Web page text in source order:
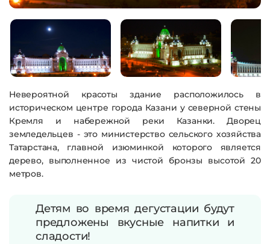
Невероятной красоты здание расположилось в
историческом центре города Казани у северной стены
Кремля и набережной реки Казанки. Дворец
земледельцев - это министерство сельского хозяйства
Татарстана, главной изюминкой которого является
дерево, выполненное из чистой бронзы высотой 20
метров.
Детям во время дегустации будут
предложены вкусные напитки и
сладости!